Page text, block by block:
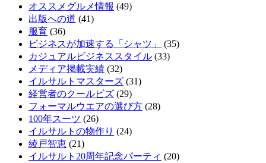
オススメグルメ情報 (49)
出版への道 (41)
服育 (36)
ビジネスが加速する「シャツ」
(35)
カジュアルビジネススタイル (33)
メディア掲載実績 (32)
イルサルトマスターズ (31)
経営者のクールビズ (29)
フォーマルウエアの選び方 (28)
100年スーツ (26)
イルサルトの物作り (24)
綾戸智恵 (21)
イルサルト20周年記念パーティ (20)